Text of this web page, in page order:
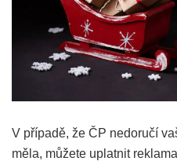
V případě, že ČP nedoručí
měla, můžete uplatnit